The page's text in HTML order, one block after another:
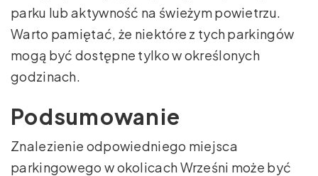
parku lub aktywność na świeżym powietrzu.
Warto pamiętać, że niektóre z tych parkingów
mogą być dostępne tylko w określonych
godzinach.
Podsumowanie
Znalezienie odpowiedniego miejsca
parkingowego w okolicach Wrześni może być